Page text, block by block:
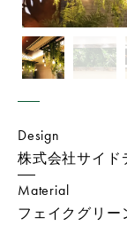
Design
株式会社サイド
Material
フェイクグリ